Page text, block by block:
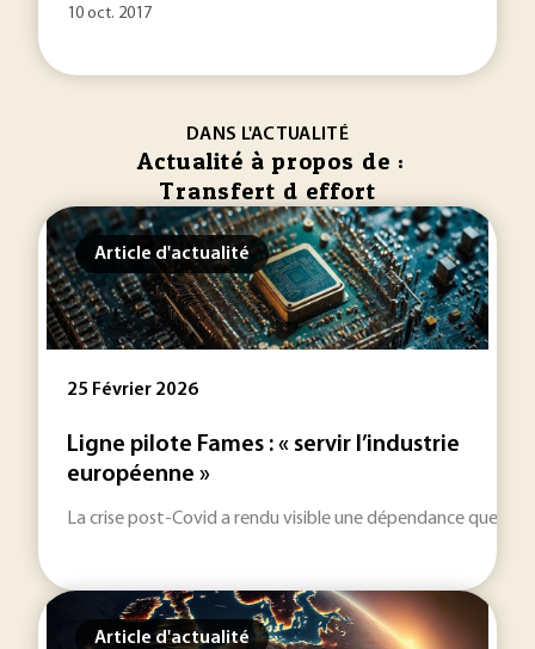
10 oct. 2017
DANS L'ACTUALITÉ
Actualité à propos de :
Transfert d effort
Article d'actualité
25 Février 2026
Ligne pilote Fames : « servir l’industrie
européenne »
La crise post-Covid a rendu visible une dépendance que
Article d'actualité